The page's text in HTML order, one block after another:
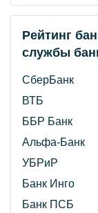
Рейтинг
службы
СберБанк
ВТБ
ББР Банк
Альфа-Банк
УБРиР
Банк Инго
Банк ПСБ